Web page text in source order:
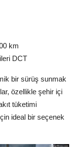
km
DCT
bir sürüş sunmak
özellikle şehir içi
tüketimi
ideal bir seçenek